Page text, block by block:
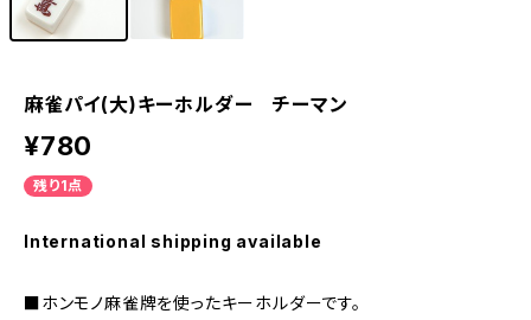
麻雀パイ(大)キーホルダー チーマン
¥780
残り1点
International shipping available
■ホンモノ麻雀牌を使ったキーホルダーです。